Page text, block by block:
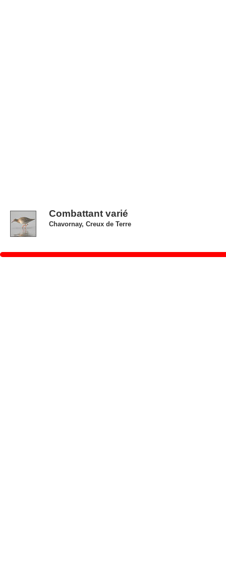
Combattant varié
Chavornay, Creux de Terre